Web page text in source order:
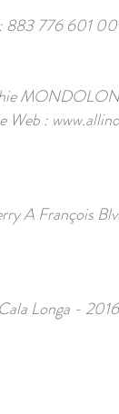
883 776 601
Web :
A François
Longa -